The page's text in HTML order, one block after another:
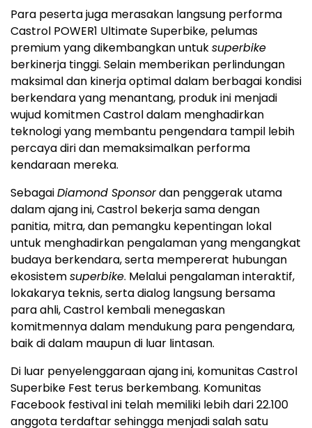
Para peserta juga merasakan langsung performa
Castrol POWER1 Ultimate Superbike, pelumas
premium yang dikembangkan untuksuperbike
berkinerja tinggi. Selain memberikan perlindungan
maksimal dan kinerja optimal dalam berbagai kondisi
berkendara yang menantang, produk ini menjadi
wujud komitmen Castrol dalam menghadirkan
teknologi yang membantu pengendara tampil lebih
percaya diri dan memaksimalkan performa
kendaraan mereka.
SebagaiDiamond Sponsordan penggerak utama
dalam ajang ini, Castrol bekerja sama dengan
panitia, mitra, dan pemangku kepentingan lokal
untuk menghadirkan pengalaman yang mengangkat
budaya berkendara, serta mempererat hubungan
ekosistemsuperbike. Melalui pengalaman interaktif,
lokakarya teknis, serta dialog langsung bersama
para ahli, Castrol kembali menegaskan
komitmennya dalam mendukung para pengendara,
baik di dalam maupun di luar lintasan.
Di luar penyelenggaraan ajang ini, komunitas Castrol
Superbike Fest terus berkembang. Komunitas
Facebook festival ini telah memiliki lebih dari 22.100
anggota terdaftar sehingga menjadi salah satu